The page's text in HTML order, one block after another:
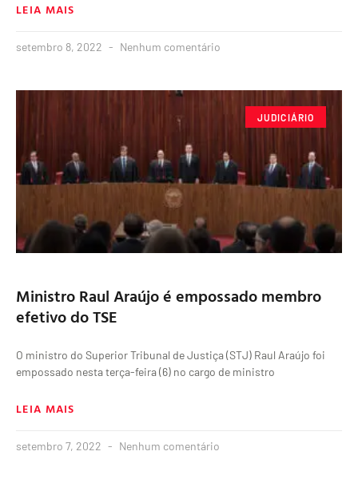
LEIA MAIS
setembro 8, 2022 Nenhum comentário
JUDICIÁRIO
Ministro Raul Araújo é empossado membro
efetivo do TSE
O ministro do Superior Tribunal de Justiça (STJ) Raul Araújo foi
empossado nesta terça-feira (6) no cargo de ministro
LEIA MAIS
setembro 7, 2022 Nenhum comentário